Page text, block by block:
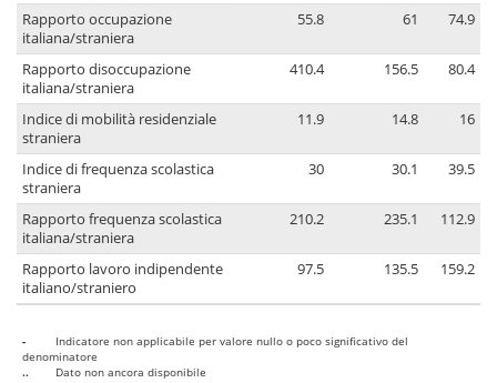
Rapporto occupazione
italiana/straniera
55.8 61 74.9
Rapporto disoccupazione
italiana/straniera
410.4 156.5 80.4
Indice di mobilità residenziale
straniera
11.9 14.8 16
Indice di frequenza scolastica
straniera
30 30.1 39.5
Rapporto frequenza scolastica
italiana/straniera
210.2 235.1 112.9
Rapporto lavoro indipendente
italiano/straniero
97.5 135.5 159.2
-
Indicatore non applicabile per valore nullo o poco significativo del
denominatore
..
Dato non ancora disponibile